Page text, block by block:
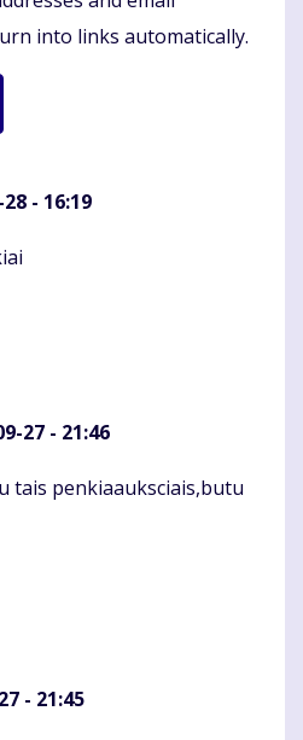
into links automatically.
- 16:19
27 - 21:46
tais penkiaauksciais,butu
- 21:45